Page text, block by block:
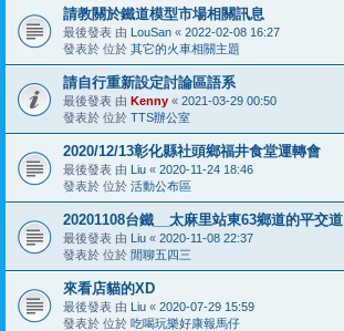
請教關於鐵道模型市場相關訊息
最後發表 由 LouSan « 2022-02-08 16:27
發表於 位於 其它的火車相關主題
請自行重新設定討論區語系
最後發表 由 Kenny « 2021-03-29 00:50
發表於 位於 TTS辦公室
2020/12/13彰化縣社頭鄉福井食堂運轉會
最後發表 由 Liu « 2020-11-24 18:46
發表於 位於 活動公布區
20201108台鐵__太麻里站東63鄉道的平交道
最後發表 由 Liu « 2020-11-08 22:37
發表於 位於 閒聊五四三
來看店貓的XD
最後發表 由 Liu « 2020-07-29 15:59
發表於 位於 吃喝玩樂好康報馬仔